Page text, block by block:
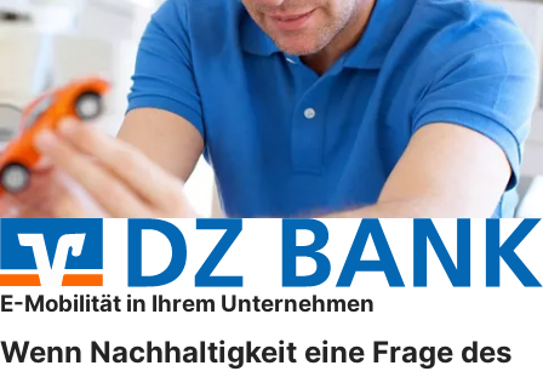
E-Mobilität in Ihrem Unternehmen
Wenn Nachhaltigkeit eine Frage des